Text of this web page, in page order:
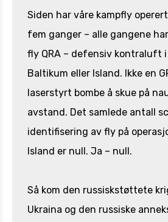
Siden har våre kampfly
fem ganger – alle gangene
fly QRA – defensiv kontraluft
Baltikum eller Island. Ikke en
laserstyrt bombe å skue på
avstand. Det samlede antall
identifisering av fly på
Island er null. Ja – null.
Så kom den russiskstøttete
Ukraina og den russiske